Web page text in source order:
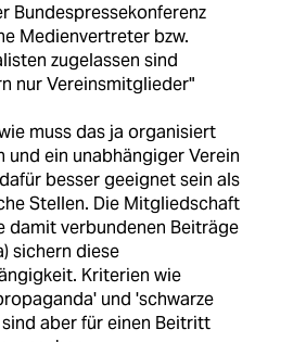
Bundespressekonferenz
Medienvertreter bzw.
zugelassen sind
nur Vereinsmitglieder"
muss das ja organisiert
und ein unabhängiger Verein
besser geeignet sein als
Stellen. Die Mitgliedschaft
damit verbundenen Beiträge
sichern diese
Kriterien wie
und 'schwarze
aber für einen Beitritt